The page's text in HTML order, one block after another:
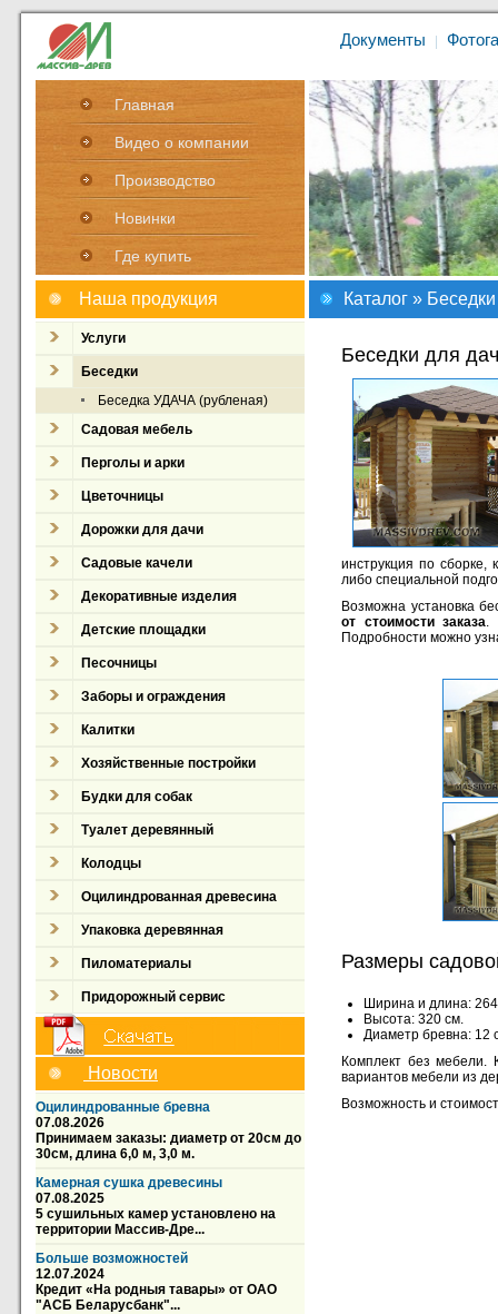
Документы
Главная
Видео о компании
Производство
Новинки
Где купить
Наша продукция Каталог » Беседки
Услуги
Беседки
Беседка УДАЧА (рубленая)
Садовая мебель
Перголы и арки
Цветочницы
Дорожки для дачи
Садовые качели
Декоративные изделия
Детские площадки
Песочницы
Заборы и ограждения
Калитки
Хозяйственные постройки
Будки для собак
Туалет деревянный
Колодцы
Оцилиндрованная древесина
Упаковка деревянная
Пиломатериалы
Придорожный сервис
Новости
Оцилиндрованные бревна
07.08.2026
Принимаем заказы: диаметр от 20см до
30см, длина 6,0 м, 3,0 м.
Камерная сушка древесины
07.08.2025
5 сушильных камер установлено на
территории Массив-Дре...
Больше возможностей
12.07.2024
Кредит «На родныя тавары» от ОАО
"АСБ Беларусбанк"...
Беседки для
инструкция по
либо специальной
Возможна установка
от стоимости заказа.
Подробности можно
Размеры
Ширина и длина:
Высота: 320 см.
Диаметр бревна: 12
Комплект без мебели.
вариантов мебели из
Возможность и